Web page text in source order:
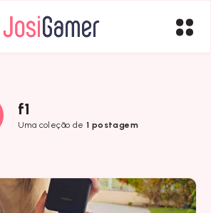
f1
Uma coleção de 1 postagem